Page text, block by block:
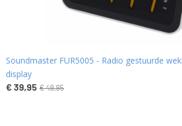
Soundmaster FUR5005 - Radio gestuurde
display
€ 39,95 € 49,95